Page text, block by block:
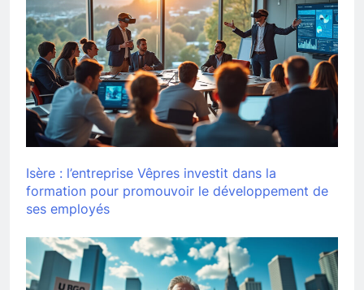
Isère : l’entreprise Vêpres investit dans la
formation pour promouvoir le développement de
ses employés